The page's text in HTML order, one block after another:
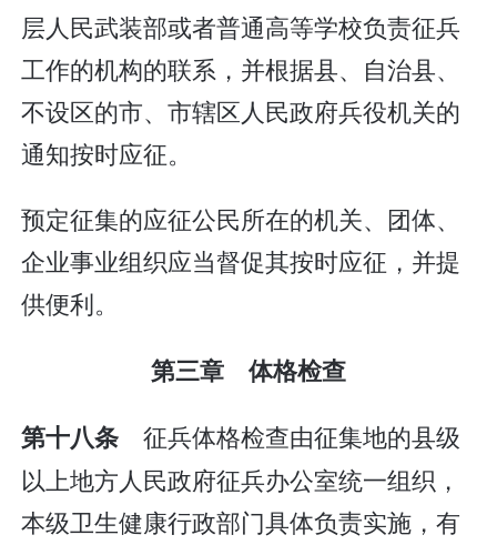
层人民武装部或者普通高等学校负责征兵
工作的机构的联系，并根据县、自治县、
不设区的市、市辖区人民政府兵役机关的
通知按时应征。
预定征集的应征公民所在的机关、团体、
企业事业组织应当督促其按时应征，并提
供便利。
第三章 体格检查
第十八条 征兵体格检查由征集地的县级
以上地方人民政府征兵办公室统一组织，
本级卫生健康行政部门具体负责实施，有